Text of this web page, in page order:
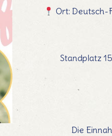
Ort: Deutsch-
Standplatz
Die